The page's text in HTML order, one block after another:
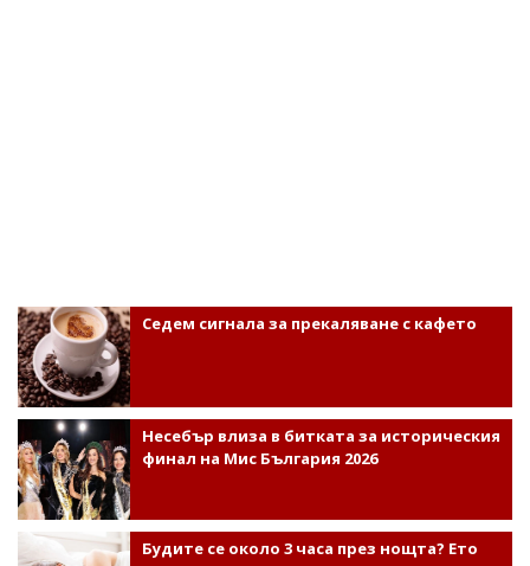
Седем сигнала за прекаляване с кафето
Несебър влиза в битката за историческия
финал на Мис България 2026
Будите се около 3 часа през нощта? Ето